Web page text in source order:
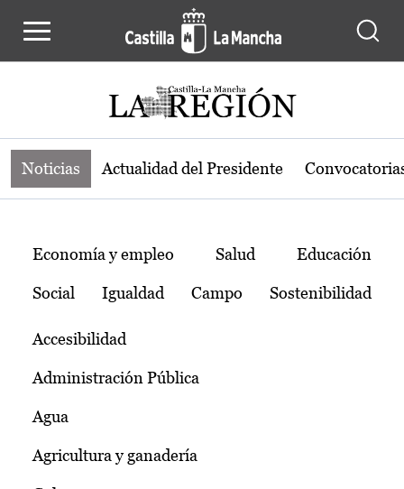
Noticias de la región de Castilla-La
Noticias Actualidad del Presidente
Temas
Economía y empleo Salud Educación
Social Igualdad Campo Sostenibilidad
Accesibilidad
Administración Pública
Agua
Agricultura y ganadería